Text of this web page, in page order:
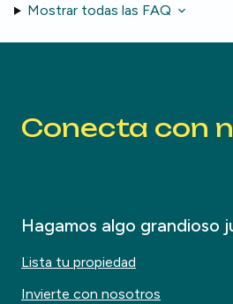
Mostrar todas las FAQ
Conecta con
Hagamos algo grandioso
Lista tu propiedad
Invierte con nosotros